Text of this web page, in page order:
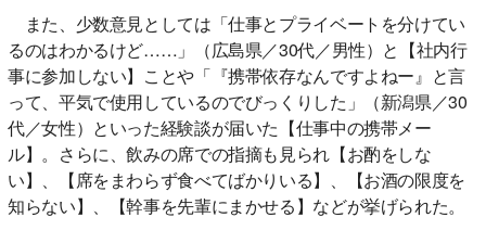
また、少数意見としては「仕事とプライベートを分けてい
るのはわかるけど……」（広島県／30代／男性）と【社内行
事に参加しない】ことや「『携帯依存なんですよねー』と言
って、平気で使用しているのでびっくりした」（新潟県／30
代／女性）といった経験談が届いた【仕事中の携帯メー
ル】。さらに、飲みの席での指摘も見られ【お酌をしな
い】、【席をまわらず食べてばかりいる】、【お酒の限度を
知らない】、【幹事を先輩にまかせる】などが挙げられた。